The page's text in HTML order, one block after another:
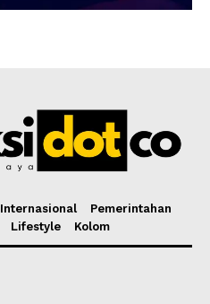
Internasional
Pemerintahan
Lifestyle Kolom